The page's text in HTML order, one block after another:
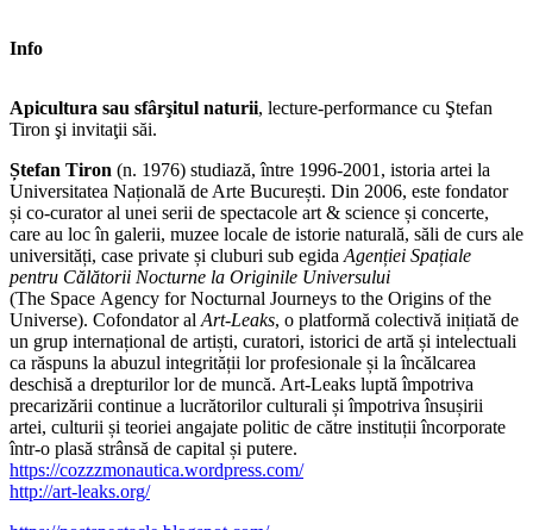
Info
Apicultura sau sfârşitul naturii, lecture-performance cu Ştefan
Tiron şi invitaţii săi.
Ștefan Tiron (n. 1976) studiază, între 1996-2001, istoria artei la
Universitatea Națională de Arte București. Din 2006, este fondator
și co-curator al unei serii de spectacole art & science și concerte,
care au loc în galerii, muzee locale de istorie naturală, săli de curs ale
universități, case private și cluburi sub egida Agenției Spațiale
pentru Călătorii Nocturne la Originile Universului
(The Space Agency for Nocturnal Journeys to the Origins of the
Universe). Cofondator al Art-Leaks, o platformă colectivă inițiată de
un grup internațional de artiști, curatori, istorici de artă și intelectuali
ca răspuns la abuzul integrității lor profesionale și la încălcarea
deschisă a drepturilor lor de muncă. Art-Leaks luptă împotriva
precarizării continue a lucrătorilor culturali și împotriva însușirii
artei, culturii și teoriei angajate politic de către instituții încorporate
într-o plasă strânsă de capital și putere.
https://cozzzmonautica.wordpress.com/
http://art-leaks.org/